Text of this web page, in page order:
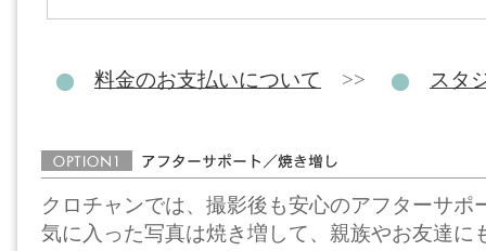
料金のお支払いについて >> スタ
クロチャンでは、撮影後も安心のアフターサポ
気に入った写真は焼き増して、親族やお友達に